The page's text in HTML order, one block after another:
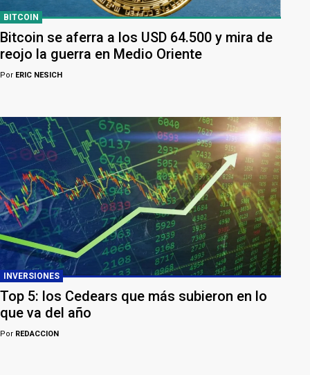
BITCOIN
Bitcoin se aferra a los USD 64.500 y mira de
reojo la guerra en Medio Oriente
Por ERIC NESICH
INVERSIONES
Top 5: los Cedears que más subieron en lo
que va del año
Por REDACCION